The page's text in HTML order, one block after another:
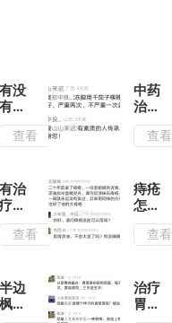
有没
有治
一岁
半的
的方
子
查看
中药
治疗
脚冻
最快
哪些
查看
有治
疗青
少年
手心
的
么？
查看
痔疮
怎么
做能
治好
查看
半边
枫治
治疗
胃病